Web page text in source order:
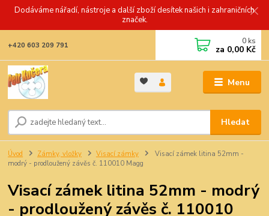
Dodáváme nářadí, nástroje a další zboží desítek našich i zahraničních
značek.
Menu
Hledat
+420 603 209 791 0 ks
za 0,00 Kč
Úvod Zámky, vložky Visací zámky
Visací zámek litina 52mm -
modrý - prodloužený závěs č. 110010 Magg
Visací zámek litina 52mm - modrý
- prodloužený závěs č. 110010